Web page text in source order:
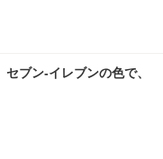
セブン‐イレブンの色で、